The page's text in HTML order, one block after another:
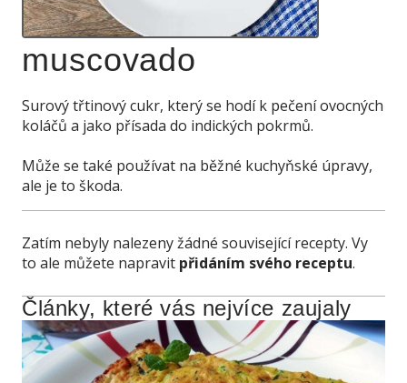
muscovado
Surový třtinový cukr, který se hodí k pečení ovocných
koláčů a jako přísada do indických pokrmů.
Může se také používat na běžné kuchyňské úpravy,
ale je to škoda.
Zatím nebyly nalezeny žádné související recepty. Vy
to ale můžete napravit přidáním svého receptu.
Články, které vás nejvíce zaujaly